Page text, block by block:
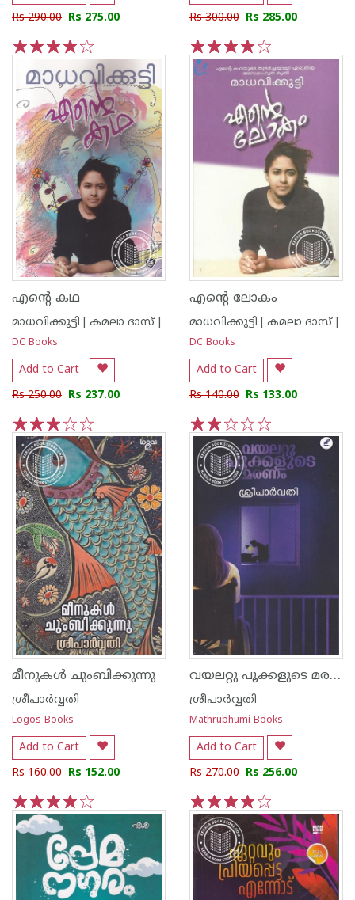
Rs 290.00 Rs 275.00
5
Rs 300.00 Rs 285.00
5
4
3
2
1
എന്റെ കഥ
മാധവിക്കുട്ടി [ കമലാ ദാസ് ]
DC Books
Add to Cart
Rs 250.00 Rs 237.00
5
4
3
2
1
എന്റെ ലോകം
മാധവിക്കുട്ടി [ കമലാ ദാസ് ]
DC Books
Add to Cart
Rs 140.00 Rs 133.00
5
4
3
2
1
മീനുകള്‍ ചുംബിക്കുന്നു
ശ്രീപാര്‍വ്വതി
Logos Books
Add to Cart
Rs 160.00 Rs 152.00
5
4
3
2
1
വയലറ്റു പൂക്കളുടെ മരണം
ശ്രീപാര്‍വ്വതി
Mathrubhumi Books
Add to Cart
Rs 270.00 Rs 256.00
5
4
3
2
1